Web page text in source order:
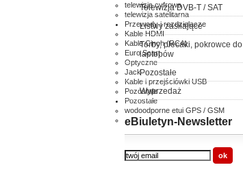
telewizja cyfrowa
telewizja satelitarna
Przewody i rozdzielacze
Kable HDMI
Kable Cinch (RCA)
Euro Scart
Optyczne
Jack
Kable i przejściówki USB
Pozostałe
Pozostałe
wodoodporne etui GPS / GSM
inne
Telewizja DVB-T / SAT
Listwy zasilające
Torby, plecaki, pokrowce do
laptopów
Pozostałe
Wyprzedaż
eBiuletyn-Newsletter